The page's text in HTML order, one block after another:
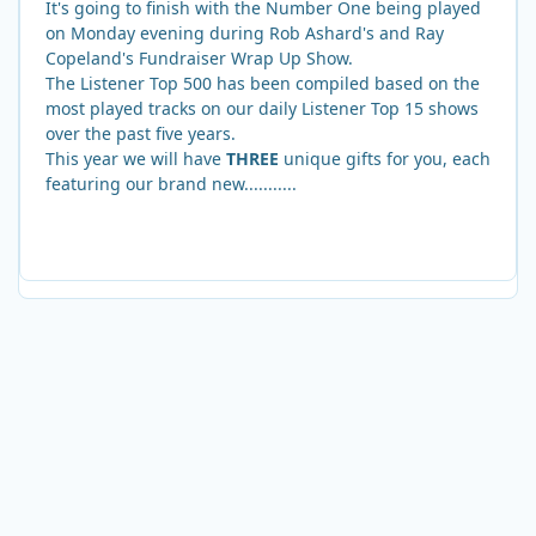
It's going to finish with the Number One being played
on Monday evening during Rob Ashard's and Ray
Copeland's Fundraiser Wrap Up Show.
The Listener Top 500 has been compiled based on the
most played tracks on our daily Listener Top 15 shows
over the past five years.
This year we will have THREE unique gifts for you, each
featuring our brand new...........